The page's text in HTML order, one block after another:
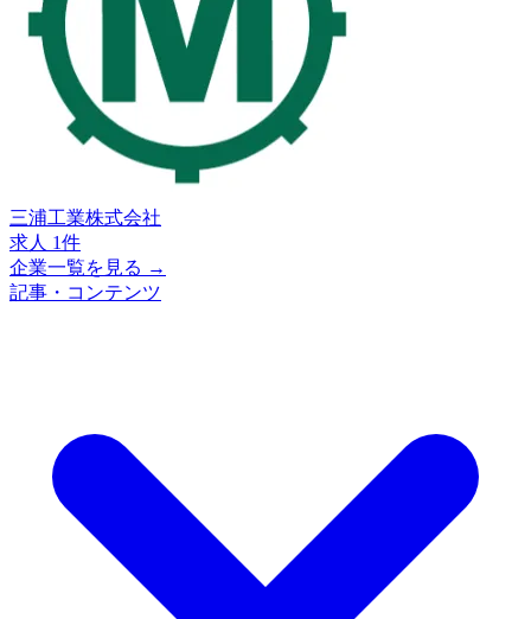
三浦工業株式会社
求人 1件
企業一覧を見る →
記事・コンテンツ